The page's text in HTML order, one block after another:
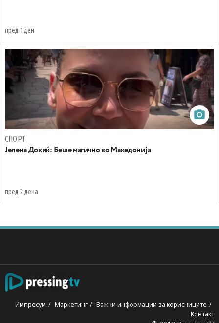
пред 1 ден
СПОРТ
Јелена Докиќ: Беше магично во Македонија
пред 2 дена
Импресум Маркетинг
Важни информации за корисниците
Контакт